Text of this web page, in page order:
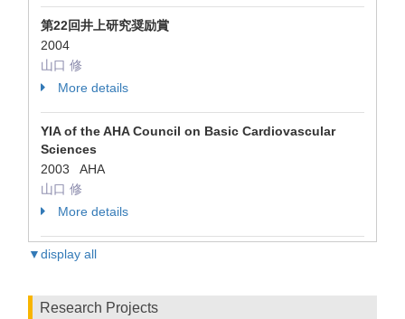
第22回井上研究奨励賞
2004
山口 修
More details
YIA of the AHA Council on Basic Cardiovascular
Sciences
2003 AHA
山口 修
More details
▼display all
Research Projects